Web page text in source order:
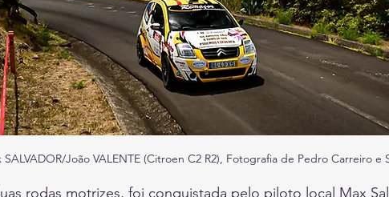
SALVADOR/João VALENTE (Citroen C2 R2), Fotografia de Pedro Carreiro e
rodas motrizes, foi conquistada pelo piloto local Max